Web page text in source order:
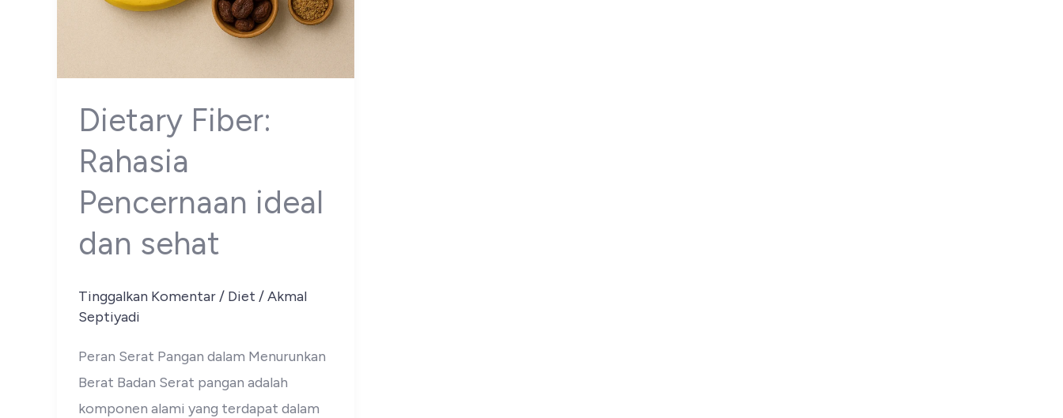
Dietary Fiber:
Rahasia
Pencernaan ideal
dan sehat
Tinggalkan Komentar/ Diet /Akmal
Septiyadi
Peran Serat Pangan dalam Menurunkan
Berat Badan Serat pangan adalah
komponen alami yang terdapat dalam